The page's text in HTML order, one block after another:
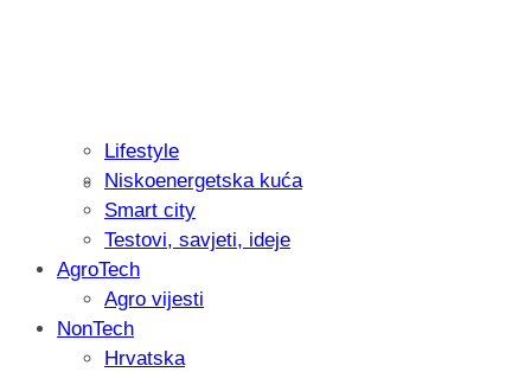
Isprobali smo: Thermostar
Lifestyle
Niskoenergetska kuća
Smart city
Testovi, savjeti, ideje
AgroTech
Agro vijesti
NonTech
Hrvatska